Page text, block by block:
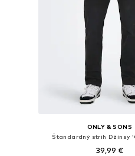
ONLY & SONS
Štandardný strih Džínsy
39,99 €